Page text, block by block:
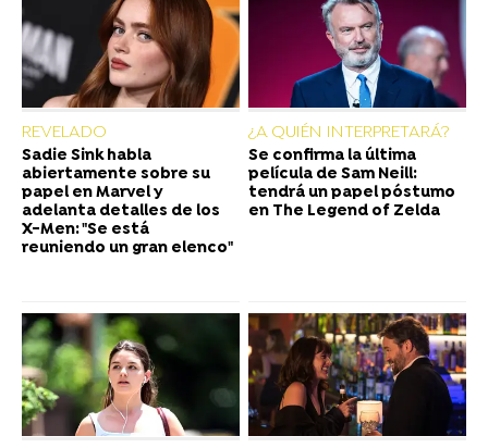
REVELADO
Sadie Sink habla
abiertamente sobre su
papel en Marvel y
adelanta detalles de los
X-Men: "Se está
reuniendo un gran elenco"
¿A QUIÉN INTERPRETARÁ?
Se confirma la última
película de Sam Neill:
tendrá un papel póstumo
en The Legend of Zelda